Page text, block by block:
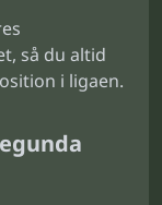
så du altid
i ligaen.